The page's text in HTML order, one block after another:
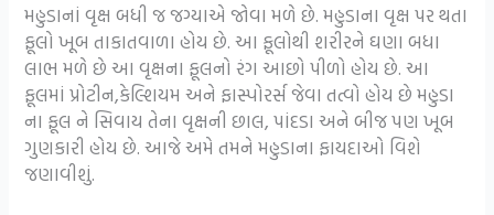
મહુડાનાં વૃક્ષ બધી જ જગ્યાએ જોવા મળે છે. મહુડાના વૃક્ષ પર થતા
ફૂલો ખૂબ તાકાતવાળા હોય છે. આ ફૂલોથી શરીરને ઘણા બધા
લાભ મળે છે આ વૃક્ષના ફૂલનો રંગ આછો પીળો હોય છે. આ
ફૂલમાં પ્રોટીન,કેલ્શિયમ અને ફાસ્પોરર્સ જેવા તત્વો હોય છે મહુડા
ના ફૂલ ને સિવાય તેના વૃક્ષની છાલ, પાંદડા અને બીજ પણ ખૂબ
ગુણકારી હોય છે. આજે અમે તમને મહુડાના ફાયદાઓ વિશે
જણાવીશું.